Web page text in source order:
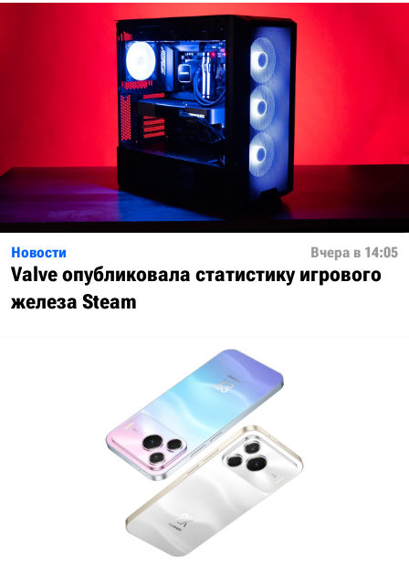
Новости Вчера в 14:05
Valve опубликовала статистику игрового
железа Steam